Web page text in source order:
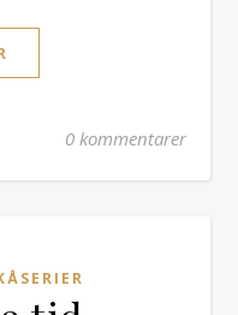
0 kommentarer